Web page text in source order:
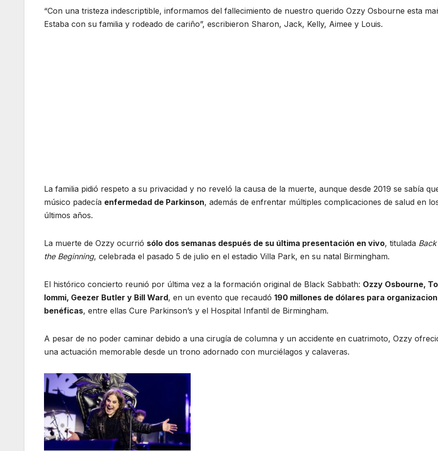
“Con una tristeza indescriptible, informamos del fallecimiento de nuestro querido Ozzy Osbourne esta
Estaba con su familia y rodeado de cariño”, escribieron Sharon, Jack, Kelly, Aimee y Louis.
La familia pidió respeto a su privacidad y no reveló la causa de la muerte, aunque desde 2019 se sabía
músico padecía enfermedad de Parkinson, además de enfrentar múltiples complicaciones de salud en
últimos años.
La muerte de Ozzy ocurrió sólo dos semanas después de su última presentación en vivo, titulada
the Beginning, celebrada el pasado 5 de julio en el estadio Villa Park, en su natal Birmingham.
El histórico concierto reunió por última vez a la formación original de Black Sabbath: Ozzy Osbourne,
Iommi, Geezer Butler y Bill Ward, en un evento que recaudó 190 millones de dólares para
benéficas, entre ellas Cure Parkinson’s y el Hospital Infantil de Birmingham.
A pesar de no poder caminar debido a una cirugía de columna y un accidente en cuatrimoto, Ozzy
una actuación memorable desde un trono adornado con murciélagos y calaveras.